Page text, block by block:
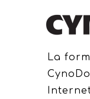
La